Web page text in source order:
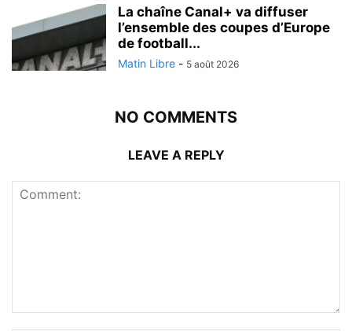
La chaîne Canal+ va diffuser
l’ensemble des coupes d’Europe
de football...
Matin Libre - 5 août 2026
NO COMMENTS
LEAVE A REPLY